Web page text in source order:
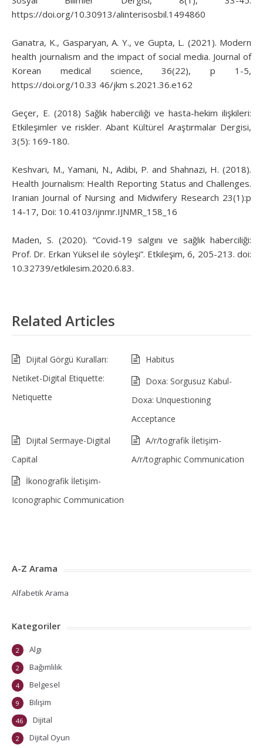
https://doi.org/10.30913/alinterisosbil.1494860
Ganatra, K., Gasparyan, A. Y., ve Gupta, L. (2021). Modern
health journalism and the impact of social media. Journal of
Korean medical science, 36(22), p 1-5,
https://doi.org/10.33 46/jkm s.2021.36.e162
Geçer, E. (2018) Sağlık haberciliği ve hasta-hekim ilişkileri:
Etkileşimler ve riskler. Abant Kültürel Araştırmalar Dergisi,
3(5): 169-180.
Keshvari, M., Yamani, N., Adibi, P. and Shahnazi, H. (2018).
Health Journalism: Health Reporting Status and Challenges.
Iranian Journal of Nursing and Midwifery Research 23(1):p
14-17, Doi: 10.4103/ijnmr.IJNMR_158_16
Maden, S. (2020). “Covid-19 salgını ve sağlık haberciliği:
Prof. Dr. Erkan Yüksel ile söyleşi”. Etkileşim, 6, 205-213. doi:
10.32739/etkilesim.2020.6.83.
Related Articles
Dijital Görgü Kuralları:
Netiket-Digital Etiquette:
Netiquette
Habitus
Doxa: Sorgusuz Kabul-
Doxa: Unquestioning
Acceptance
Dijital Sermaye-Digital
Capital
A/r/tografik İletişim-
A/r/tographic Communication
İkonografik İletişim-
Iconographic Communication
A-Z Arama
Alfabetik Arama
Kategoriler
Algı
2
Bağımlılık
2
Belgesel
4
Bilişim
9
Dijital
46
Dijital Oyun
2